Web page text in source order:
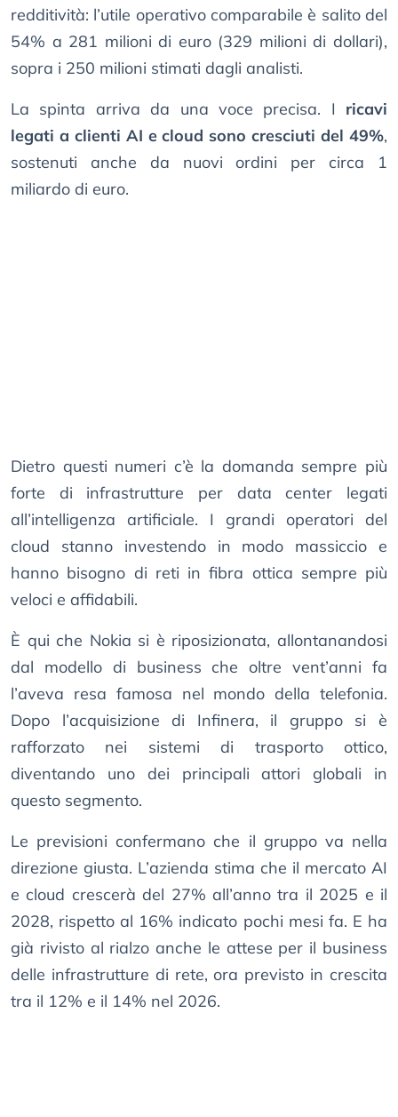
redditività: l’utile operativo comparabile è salito del
54% a 281 milioni di euro (329 milioni di dollari),
sopra i 250 milioni stimati dagli analisti.
La spinta arriva da una voce precisa. I ricavi
legati a clienti AI e cloud sono cresciuti del 49%,
sostenuti anche da nuovi ordini per circa 1
miliardo di euro.
Dietro questi numeri c’è la domanda sempre più
forte di infrastrutture per data center legati
all’intelligenza artificiale. I grandi operatori del
cloud stanno investendo in modo massiccio e
hanno bisogno di reti in fibra ottica sempre più
veloci e affidabili.
È qui che Nokia si è riposizionata, allontanandosi
dal modello di business che oltre vent’anni fa
l’aveva resa famosa nel mondo della telefonia.
Dopo l’acquisizione di Infinera, il gruppo si è
rafforzato nei sistemi di trasporto ottico,
diventando uno dei principali attori globali in
questo segmento.
Le previsioni confermano che il gruppo va nella
direzione giusta. L’azienda stima che il mercato AI
e cloud crescerà del 27% all’anno tra il 2025 e il
2028, rispetto al 16% indicato pochi mesi fa. E ha
già rivisto al rialzo anche le attese per il business
delle infrastrutture di rete, ora previsto in crescita
tra il 12% e il 14% nel 2026.